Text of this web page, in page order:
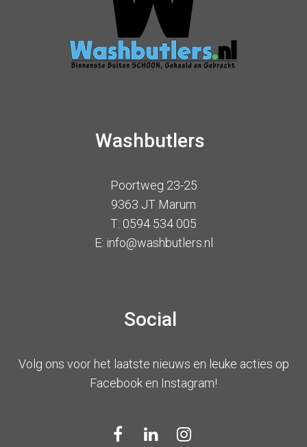
Washbutlers
Poortweg 23-25
9363 JT Marum
T: 0594 534 005
E: info@washbutlers.nl
Social
Volg ons voor het laatste nieuws en leuke acties op
Facebook en Instagram!